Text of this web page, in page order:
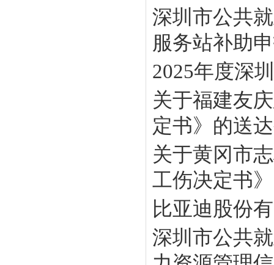
深圳市公共
服务站补助
2025年度深
关于福建友
定书》的送
关于黄冈市
工伤决定书
比亚迪股份
深圳市公共